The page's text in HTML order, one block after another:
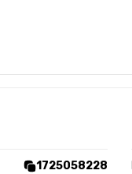
1725058228